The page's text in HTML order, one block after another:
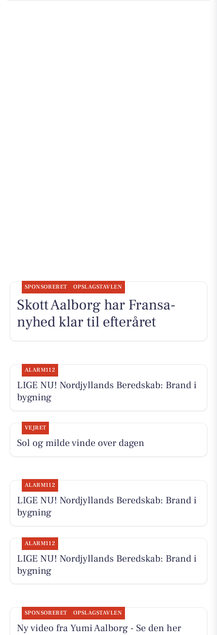
SPONSORERET OPSLAGSTAVLEN
Skott Aalborg har Fransa-
nyhed klar til efteråret
ALARM112
LIGE NU! Nordjyllands Beredskab: Brand i
bygning
VEJRET
Sol og milde vinde over dagen
ALARM112
LIGE NU! Nordjyllands Beredskab: Brand i
bygning
ALARM112
LIGE NU! Nordjyllands Beredskab: Brand i
bygning
SPONSORERET OPSLAGSTAVLEN
Ny video fra Yumi Aalborg - Se den her